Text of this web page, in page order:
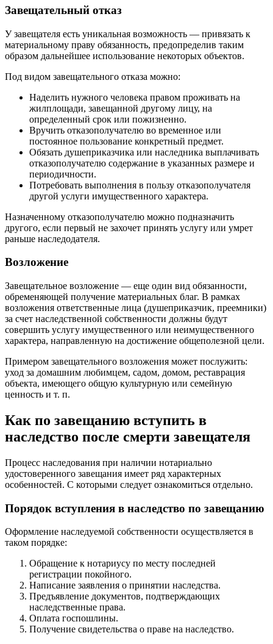
Завещательный отказ
У завещателя есть уникальная возможность — привязать к
материальному праву обязанность, предопределив таким
образом дальнейшее использование некоторых объектов.
Под видом завещательного отказа можно:
Наделить нужного человека правом проживать на
жилплощади, завещанной другому лицу, на
определенный срок или пожизненно.
Вручить отказополучателю во временное или
постоянное пользование конкретный предмет.
Обязать душеприказчика или наследника выплачивать
отказополучателю содержание в указанных размере и
периодичности.
Потребовать выполнения в пользу отказополучателя
другой услуги имущественного характера.
Назначенному отказополучателю можно подназначить
другого, если первый не захочет принять услугу или умрет
раньше наследодателя.
Возложение
Завещательное возложение — еще один вид обязанности,
обременяющей получение материальных благ. В рамках
возложения ответственные лица (душеприказчик, преемники)
за счет наследственной собственности должны будут
совершить услугу имущественного или неимущественного
характера, направленную на достижение общеполезной цели.
Примером завещательного возложения может послужить:
уход за домашним любимцем, садом, домом, реставрация
объекта, имеющего общую культурную или семейную
ценность и т. п.
Как по завещанию вступить в
наследство после смерти завещателя
Процесс наследования при наличии нотариально
удостоверенного завещания имеет ряд характерных
особенностей. С которыми следует ознакомиться отдельно.
Порядок вступления в наследство по завещанию
Оформление наследуемой собственности осуществляется в
таком порядке:
Обращение к нотариусу по месту последней
регистрации покойного.
Написание заявления о принятии наследства.
Предъявление документов, подтверждающих
наследственные права.
Оплата госпошлины.
Получение свидетельства о праве на наследство.